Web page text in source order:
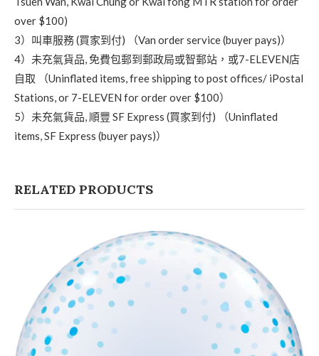
over $100)
3）叫車服務 (買家到付) （Van order service (buyer pays)）
4）未充氣貨品, 免費包郵到郵政局或智郵站，或7-ELEVEN店
自取 （Uninflated items, free shipping to post offices/ iPostal
Stations, or 7-ELEVEN for order over $100）
5）未充氣貨品, 順豐 SF Express (買家到付) （Uninflated
items, SF Express (buyer pays)）
RELATED PRODUCTS